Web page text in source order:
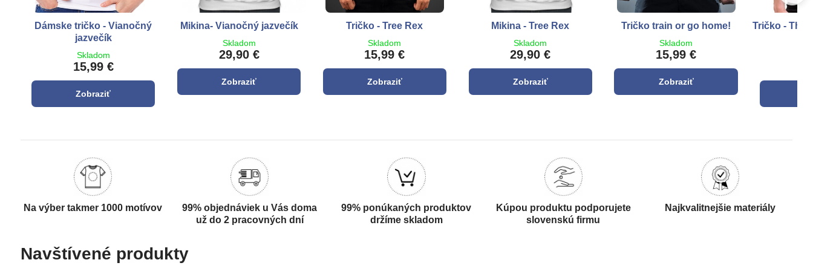
Dámske tričko - Vianočný
jazvečík
Skladom
15,99 €
Zobraziť
Mikina- Vianočný jazvečík
Skladom
29,90 €
Zobraziť
Tričko - Tree Rex
Skladom
15,99 €
Zobraziť
Mikina - Tree Rex
Skladom
29,90 €
Zobraziť
Tričko train or go home!
Skladom
15,99 €
Zobraziť
Tričko - The
Na výber takmer 1000 motívov
99% objednáviek u Vás doma
už do 2 pracovných dní
99% ponúkaných produktov
držíme skladom
Kúpou produktu podporujete
slovenskú firmu
Najkvalitnejšie materiály
Navštívené produkty